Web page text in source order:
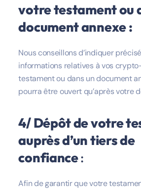
votre testament ou
document annexe :
Nous conseillons d’indiquer
informations relatives à vos
testament ou dans un document
pourra être ouvert qu’après votre
4/ Dépôt de votre
auprès d’un tiers de
confiance:
Afin de garantir que votre